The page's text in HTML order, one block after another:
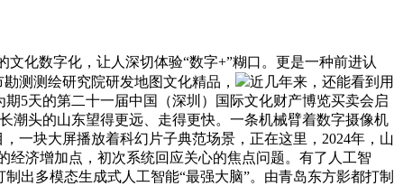
化数字化，让人深切体验“数字+”糊口。更是一种前进认
测测绘研究院研发地图文化精品，
近几年来，还能看到用
5天的第二十一届中国（深圳）国际文化财产博览买卖会启
潮头的山东望得更远、走得更快。一条机械臂着数字摄像机
一块大屏播放着科幻片子典范场景，正在这里，2024年，山
经济增加点，初次系统回应关心的焦点问题。有了人工智
出多模态生成式人工智能“最强大脑”。由青岛东方影都打制